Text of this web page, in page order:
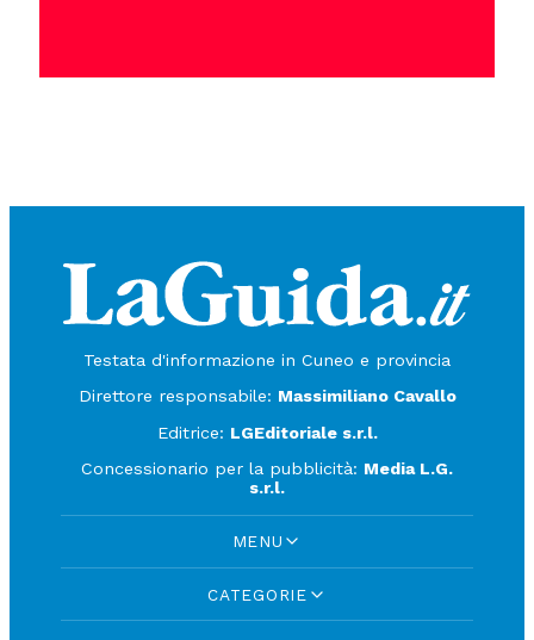
Testata d'informazione in Cuneo e provincia
Direttore responsabile: Massimiliano Cavallo
Editrice: LGEditoriale s.r.l.
Concessionario per la pubblicità: Media L.G.
s.r.l.
MENU
CATEGORIE